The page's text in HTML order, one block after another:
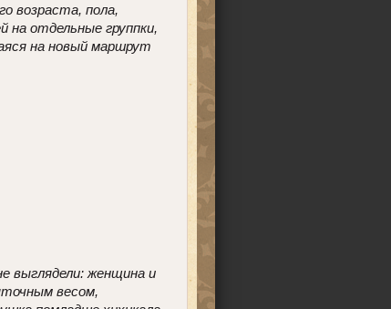
возраста, пола,
на отдельные группки,
на новый маршрут
выглядели: женщина и
весом,